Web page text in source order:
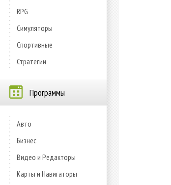
RPG
Симуляторы
Спортивные
Стратегии
Программы
Авто
Бизнес
Видео и Редакторы
Карты и Навигаторы